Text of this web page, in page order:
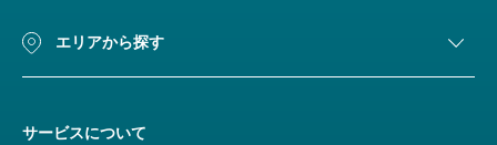
エリアから探す
サービスについて